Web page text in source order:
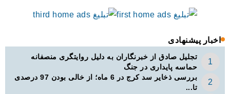
اخبار پیشنهادی
تجلیل صادق از خبرنگاران به دلیل روایتگری منصفانه
حماسه پایداری در جنگ
بررسی ذخایر سد کرج در 6 ماه؛ از خالی بودن 97 درصدی
تا...